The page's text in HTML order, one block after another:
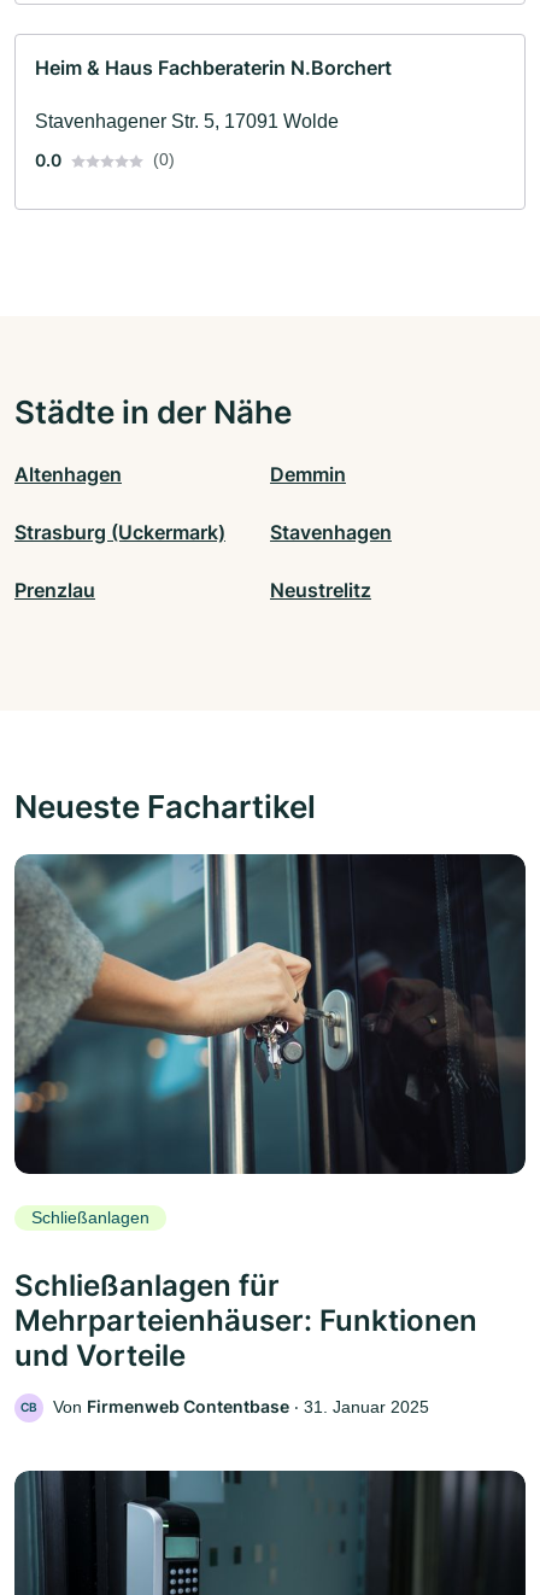
Heim & Haus Fachberaterin N.Borchert
Stavenhagener Str. 5, 17091 Wolde
0.0
(0)
Städte in der Nähe
Altenhagen Demmin
Strasburg (Uckermark) Stavenhagen
Prenzlau Neustrelitz
Neueste Fachartikel
Schließanlagen
Schließanlagen für
Mehrparteienhäuser: Funktionen
und Vorteile
CB Von Firmenweb Contentbase ‧ 31. Januar 2025